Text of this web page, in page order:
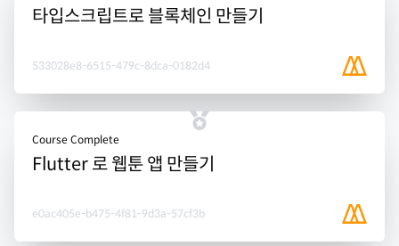
타입스크립트로 블록체인 만들기
533028e8-6515-479c-8dca-0182d4
Course Complete
Flutter 로 웹툰 앱 만들기
e0ac405e-b475-4f81-9d3a-57cf3b